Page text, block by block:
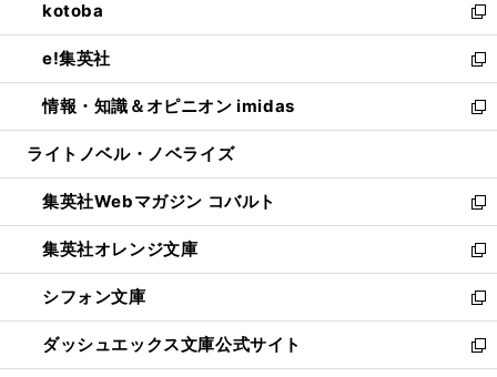
く
で
開
く
ド
ウ
で
開
く
ィ
ン
ド
ウ
で
開
い
ウ
ィ
ン
ド
ウ
開
く
kotoba
新
し
い
ウ
ィ
ン
ウ
で
開
く
e!集英社
新
し
い
ウ
ン
ド
ウ
で
開
く
情報・知識＆オピニオン imidas
新
し
ウ
ィ
ン
ド
ウ
で
開
く
ライトノベル・ノベライズ
集英社Webマガジン コバルト
新
し
い
ウ
ィ
ン
ド
ウ
集英社オレンジ文庫
新
し
い
ウ
ィ
ン
シフォン文庫
新
し
い
ウ
ダッシュエックス文庫公式サイト
新
し